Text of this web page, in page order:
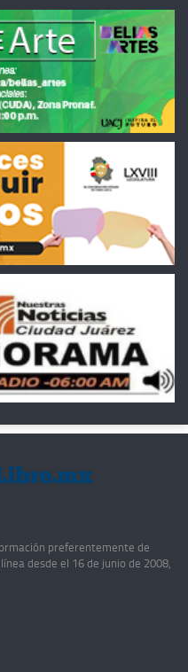
preferentemente de
desde el 16 de junio de 2008,